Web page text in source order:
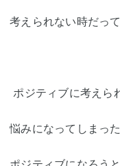
考えられない時だっ
ポジティブに考えら
悩みになってしまっ